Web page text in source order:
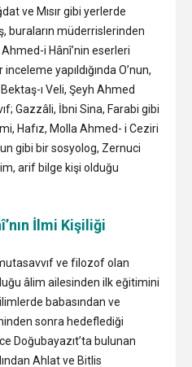
ve Mısır gibi yerlerde
buraların müderrislerinden
i Hânî’nin eserleri
yapıldığında O’nun,
ı Veli, Şeyh Ahmed
Gazzâli, İbni Sina, Farabi gibi
Hafız, Molla Ahmed- i Ceziri
gibi bir sosyolog, Zernuci
arif bilge kişi olduğu
İlmi Kişiliği
ve filozof olan
âlim ailesinden ilk eğitimini
ilimlerde babasından ve
sonra hedeflediği
Doğubayazıt’ta bulunan
Ahlat ve Bitlis